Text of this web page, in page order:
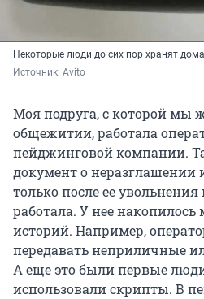
Некоторые люди до сих пор хранят
Источник: Avito
Моя подруга, с которой мы
общежитии, работала
пейджинговой компании.
документ о
только после ее
работала. У нее
историй. Например,
передавать неприличные
А еще это были первые
использовали скрипты. В